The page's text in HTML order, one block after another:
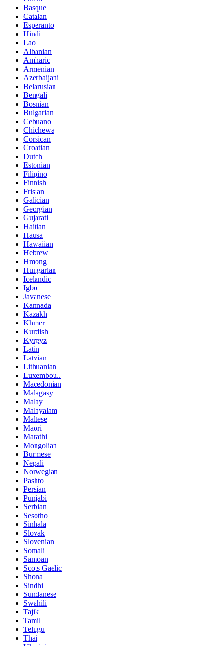
Basque
Catalan
Esperanto
Hindi
Lao
Albanian
Amharic
Armenian
Azerbaijani
Belarusian
Bengali
Bosnian
Bulgarian
Cebuano
Chichewa
Corsican
Croatian
Dutch
Estonian
Filipino
Finnish
Frisian
Galician
Georgian
Gujarati
Haitian
Hausa
Hawaiian
Hebrew
Hmong
Hungarian
Icelandic
Igbo
Javanese
Kannada
Kazakh
Khmer
Kurdish
Kyrgyz
Latin
Latvian
Lithuanian
Luxembou..
Macedonian
Malagasy
Malay
Malayalam
Maltese
Maori
Marathi
Mongolian
Burmese
Nepali
Norwegian
Pashto
Persian
Punjabi
Serbian
Sesotho
Sinhala
Slovak
Slovenian
Somali
Samoan
Scots Gaelic
Shona
Sindhi
Sundanese
Swahili
Tajik
Tamil
Telugu
Thai